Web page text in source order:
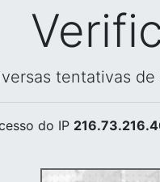
tentativas
do IP